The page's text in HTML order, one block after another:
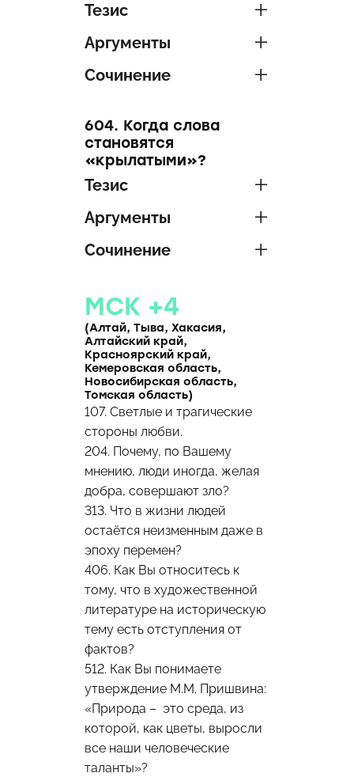
Тезис
Аргументы
Сочинение
604. Когда слова
становятся
«крылатыми»?
Тезис
Аргументы
Сочинение
МСК +4
(Алтай, Тыва, Хакасия,
Алтайский край,
Красноярский край,
Кемеровская область,
Новосибирская область,
Томская область)
107. Светлые и трагические
стороны любви.
204. Почему, по Вашему
мнению, люди иногда, желая
добра, совершают зло?
313. Что в жизни людей
остаётся неизменным даже в
эпоху перемен?
406. Как Вы относитесь к
тому, что в художественной
литературе на историческую
тему есть отступления от
фактов?
512. Как Вы понимаете
утверждение М.М. Пришвина:
«Природа – это среда, из
которой, как цветы, выросли
все наши человеческие
таланты»?